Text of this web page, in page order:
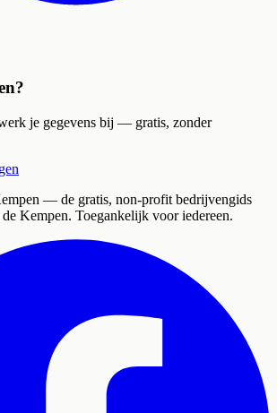
je gegevens bij — gratis, zonder
— de gratis, non-profit bedrijvengids
Kempen. Toegankelijk voor iedereen.